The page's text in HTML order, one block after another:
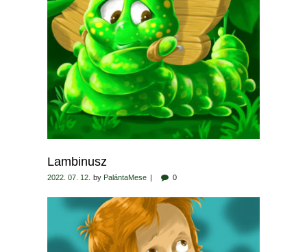
Lambinusz
2022. 07. 12. by PalántaMese 0